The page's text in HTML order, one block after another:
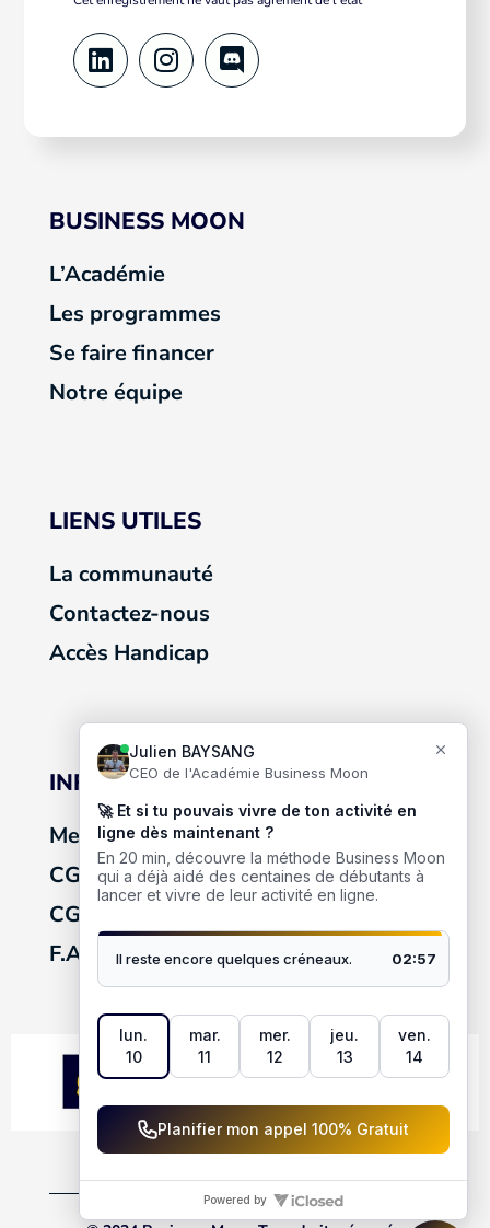
BUSINESS MOON
L’Académie
Les programmes
Se faire financer
Notre équipe
LIENS UTILES
La communauté
Contactez-nous
Accès Handicap
INFORMATIONS
Mentions légales
CGV
CGU
F.A.Qs